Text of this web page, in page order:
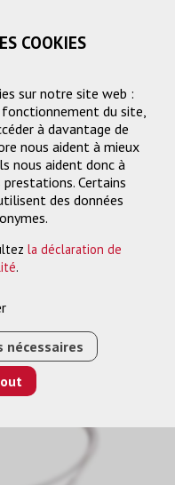
80M
COOKIES
sur notre site web :
fonctionnement du site,
à davantage de
nous aident à mieux
nous aident donc à
Certains
des données
la déclaration de
.
nécessaires